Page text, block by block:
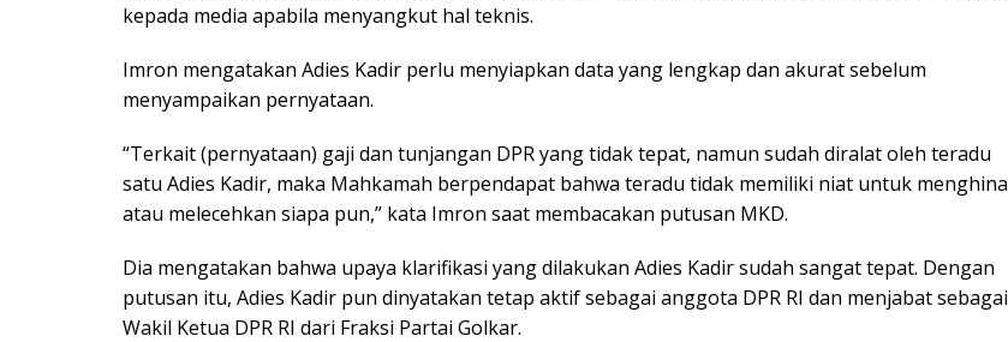
kepada media apabila menyangkut hal teknis.
Imron mengatakan Adies Kadir perlu menyiapkan data yang lengkap dan akurat sebelum
menyampaikan pernyataan.
“Terkait (pernyataan) gaji dan tunjangan DPR yang tidak tepat, namun sudah diralat oleh teradu
satu Adies Kadir, maka Mahkamah berpendapat bahwa teradu tidak memiliki niat untuk menghina
atau melecehkan siapa pun,” kata Imron saat membacakan putusan MKD.
Dia mengatakan bahwa upaya klarifikasi yang dilakukan Adies Kadir sudah sangat tepat. Dengan
putusan itu, Adies Kadir pun dinyatakan tetap aktif sebagai anggota DPR RI dan menjabat sebagai
Wakil Ketua DPR RI dari Fraksi Partai Golkar.